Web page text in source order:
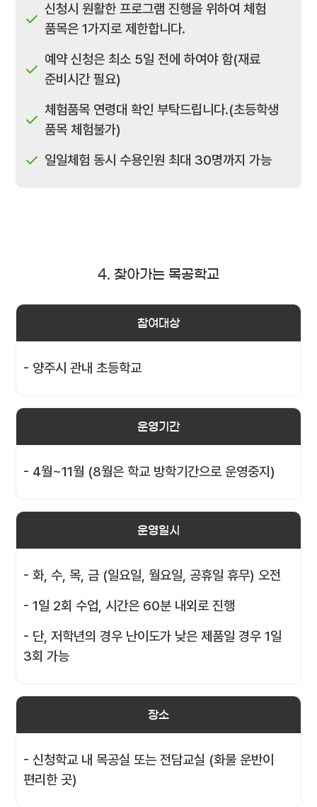
신청시 원활한 프로그램 진행을 위하여 체험
품목은 1가지로 제한합니다.
예약 신청은 최소 5일 전에 하여야 함(재료
준비시간 필요)
체험품목 연령대 확인 부탁드립니다.(초등학생
품목 체험불가)
일일체험 동시 수용인원 최대 30명까지 가능
4. 찾아가는 목공학교
참여대상
- 양주시 관내 초등학교
운영기간
- 4월~11월 (8월은 학교 방학기간으로 운영중지)
운영일시
- 화, 수, 목, 금 (일요일, 월요일, 공휴일 휴무) 오전
- 1일 2회 수업, 시간은 60분 내외로 진행
- 단, 저학년의 경우 난이도가 낮은 제품일 경우 1일
3회 가능
장소
- 신청학교 내 목공실 또는 전담교실 (화물 운반이
편리한 곳)